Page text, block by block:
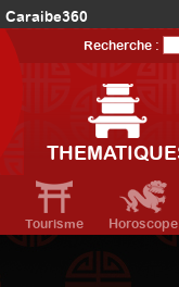
Caraibe360
AmériqueDuNord360
Recherche :
Tourisme Horoscope